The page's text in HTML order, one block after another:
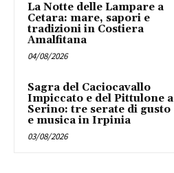
La Notte delle Lampare a
Cetara: mare, sapori e
tradizioni in Costiera
Amalfitana
04/08/2026
Sagra del Caciocavallo
Impiccato e del Pittulone a
Serino: tre serate di gusto
e musica in Irpinia
03/08/2026